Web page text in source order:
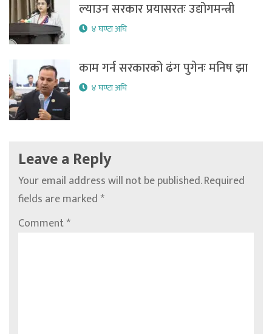
ल्याउन सरकार प्रयासरतः उद्योगमन्त्री
४ घण्टा अघि
काम गर्न सरकारको ढंग पुगेनः मनिष झा
४ घण्टा अघि
Leave a Reply
Your email address will not be published.Required
fields are marked*
Comment*